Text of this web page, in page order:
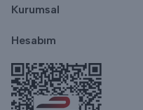
Kurumsal
Hesabım